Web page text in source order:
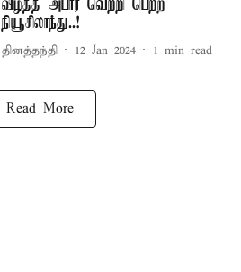
வீழ்த்தி அபார வெற்றி பெற்ற
நியூசிலாந்து..!
தினத்தந்தி 12 Jan 2024 1 min read
Read More